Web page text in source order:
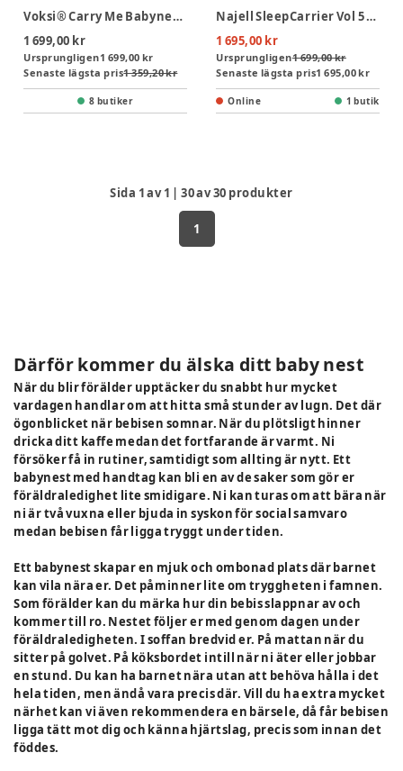
Voksi® Carry Me Babynest - Walnut Leaf
1 699,00 kr
Ursprungligen1 699,00 kr
Senaste lägsta pris1 359,20 kr
8 butiker
Najell SleepCarrier Vol 5 Babynest - Stormy Grey
1 695,00 kr
Ursprungligen1 699,00 kr
Senaste lägsta pris1 695,00 kr
Online 1 butik
Sida 1av1 |30av30 produkter
1
Därför kommer du älska ditt baby nest
När du blir förälder upptäcker du snabbt hur mycket
vardagen handlar om att hitta små stunder av lugn. Det där
ögonblicket när bebisen somnar. När du plötsligt hinner
dricka ditt kaffe medan det fortfarande är varmt. Ni
försöker få in rutiner, samtidigt som allting är nytt. Ett
babynest med handtag kan bli en av de saker som gör er
föräldraledighet lite smidigare. Ni kan turas om att bära när
ni är två vuxna eller bjuda in syskon för social samvaro
medan bebisen får ligga tryggt under tiden.
Ett babynest skapar en mjuk och ombonad plats där barnet
kan vila nära er. Det påminner lite om tryggheten i famnen.
Som förälder kan du märka hur din bebis slappnar av och
kommer till ro. Nestet följer er med genom dagen under
föräldraledigheten. I soffan bredvid er. På mattan när du
sitter på golvet. På köksbordet intill när ni äter eller jobbar
en stund. Du kan ha barnet nära utan att behöva hålla i det
hela tiden, men ändå vara precis där. Vill du ha extra mycket
närhet kan vi även rekommendera en bärsele, då får bebisen
ligga tätt mot dig och känna hjärtslag, precis som innan det
föddes.